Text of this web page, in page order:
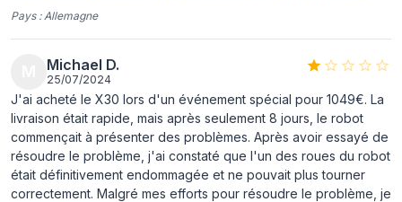
Type de restriction
Système
d'autovidage
Fonctions de la
base
Purification
Détection
d'obstacle
Oui
Pays : Allemagne
Michael D.
25/07/2024
J'ai acheté le X30 lors d'un événement spécial pour 1049€. La
livraison était rapide, mais après seulement 8 jours, le robot
commençait à présenter des problèmes. Après avoir essayé de
résoudre le problème, j'ai constaté que l'un des roues du robot
était définitivement endommagée et ne pouvait plus tourner
correctement. Malgré mes efforts pour résoudre le problème, je